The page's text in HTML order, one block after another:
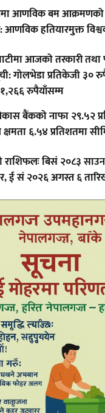
आणविक बम
आणविक हतियारमुक्त
आजको तरकारी
गोलभेडा प्रतिकेजी ३०
रुपैयाँसम्म
बैंकको नाफा २९.५२
६.५४ प्रतिशतमा
बिसं २०८३
ई सं २०२६ अगस्त ६